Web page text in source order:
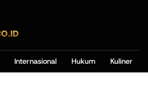
Internasional Hukum Kuliner